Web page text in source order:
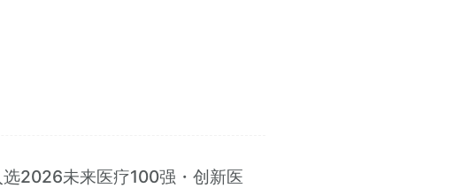
2026未来医疗100强・创新医